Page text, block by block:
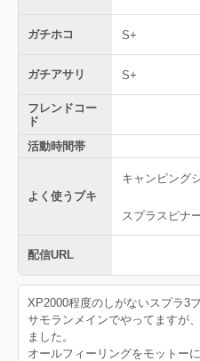
ガチホコ S+
ガチアサリ S+
フレンドコー
ド
活動時間帯
よく使うブキ
キャンピング
スプラスピナ
配信URL
XP2000程度のしがないスプラ3
サモランメインでやってますが
ました。
オールフィーリングをモットー